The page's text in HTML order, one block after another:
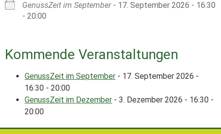
GenussZeit im September- 17. September 2026 - 16:30
- 20:00
Kommende Veranstaltungen
GenussZeit im September - 17. September 2026 -
16:30 - 20:00
GenussZeit im Dezember - 3. Dezember 2026 - 16:30 -
20:00